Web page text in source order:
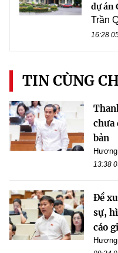
dự án
Trần
16:28
TIN CÙNG
chưa
bản
13:38
Đề
sự,
cáo